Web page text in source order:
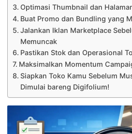
Optimasi Thumbnail dan
Buat Promo dan Bundling yang
Jalankan Iklan Marketplace
Memuncak
Pastikan Stok dan Operasional
Maksimalkan Momentum
Siapkan Toko Kamu Sebelum
Dimulai bareng Digifolium!